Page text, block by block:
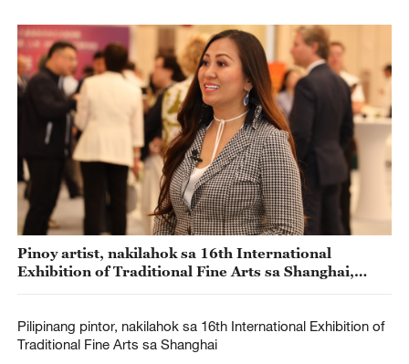
Pinoy artist, nakilahok sa 16th International
Exhibition of Traditional Fine Arts sa Shanghai,
Pilipinang pintor, nakilahok sa 16th International Exhibition of
Traditional Fine Arts sa Shanghai